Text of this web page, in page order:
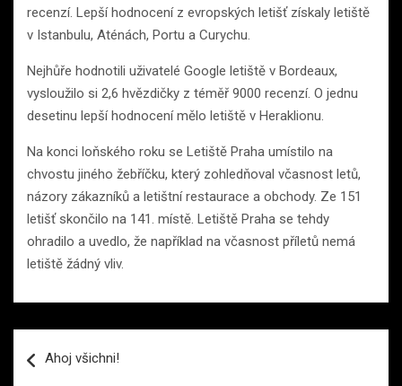
recenzí. Lepší hodnocení z evropských letišť získaly letiště
v Istanbulu, Aténách, Portu a Curychu.
Nejhůře hodnotili uživatelé Google letiště v Bordeaux,
vysloužilo si 2,6 hvězdičky z téměř 9000 recenzí. O jednu
desetinu lepší hodnocení mělo letiště v Heraklionu.
Na konci loňského roku se Letiště Praha umístilo na
chvostu jiného žebříčku, který zohledňoval včasnost letů,
názory zákazníků a letištní restaurace a obchody. Ze 151
letišť skončilo na 141. místě. Letiště Praha se tehdy
ohradilo a uvedlo, že například na včasnost příletů nemá
letiště žádný vliv.
proAhoj všichni!